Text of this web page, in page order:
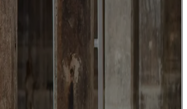
Finestra / Fluted Volume di Studio UF+O
Finestra / Fluted Volume di